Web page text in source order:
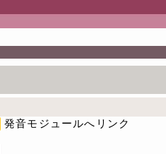
発音モジュールへリンク